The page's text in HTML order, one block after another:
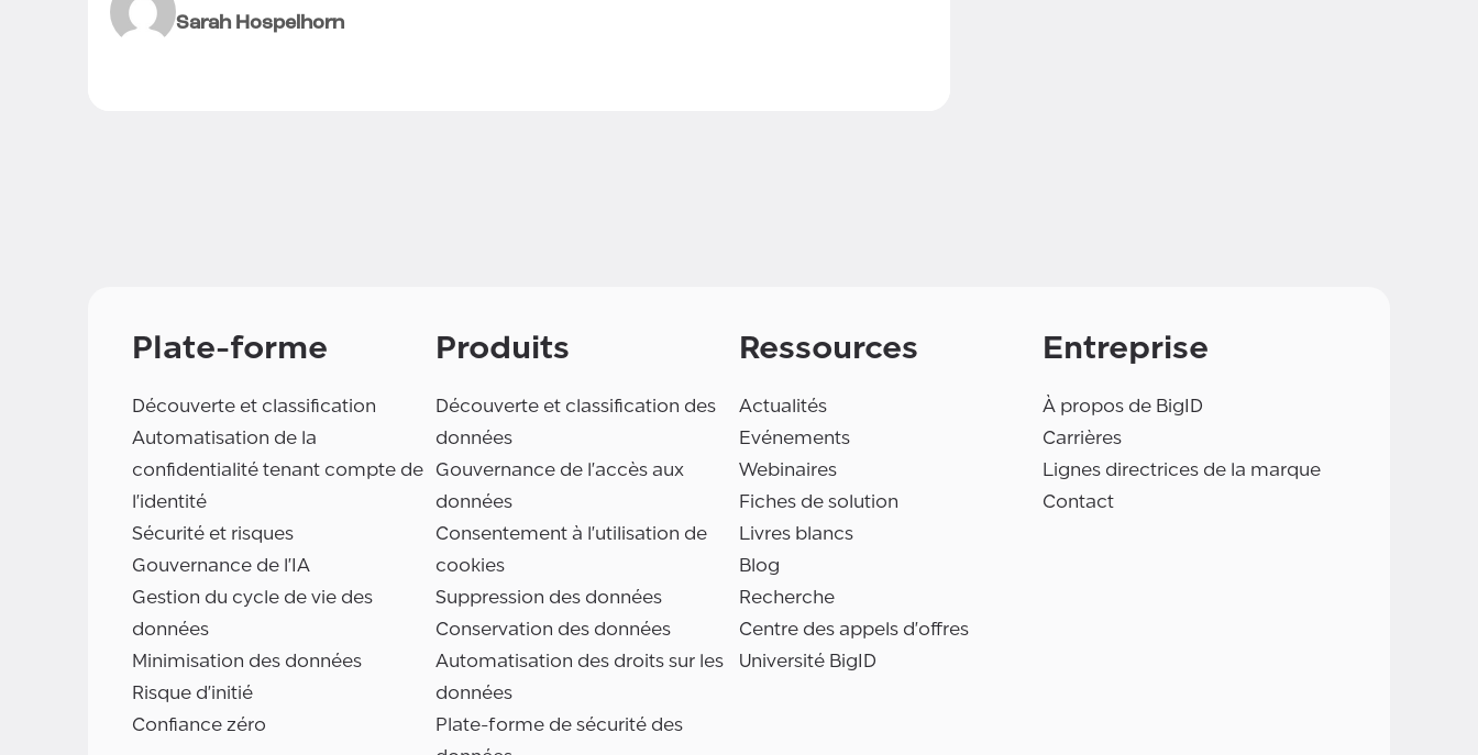
Sarah Hospelhorn
Plate-forme
Découverte et classification
Automatisation de la
confidentialité tenant compte de
l'identité
Sécurité et risques
Gouvernance de l'IA
Gestion du cycle de vie des
données
Minimisation des données
Risque d'initié
Confiance zéro
Produits
Découverte et classification des
données
Gouvernance de l'accès aux
données
Consentement à l'utilisation de
cookies
Suppression des données
Conservation des données
Automatisation des droits sur les
données
Plate-forme de sécurité des
Ressources
Actualités
Evénements
Webinaires
Fiches de solution
Livres blancs
Blog
Recherche
Centre des appels d'offres
Université BigID
Entreprise
À propos de BigID
Carrières
Lignes directrices de la marque
Contact